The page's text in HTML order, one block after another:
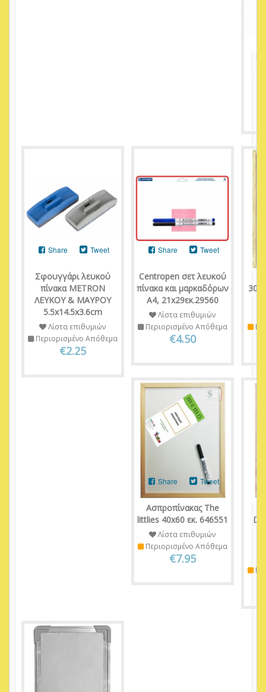
Σφουγγάρι λευκού
πίνακα METRON
ΛΕΥΚΟΥ & ΜΑΥΡΟΥ
5.5x14.5x3.6cm
Share Tweet
Λίστα επιθυμιών
Περιορισμένο Απόθεμα
€2.25
Centropen σετ λευκού
πίνακα και μαρκαδόρων
Α4, 21x29εκ.29560
Share Tweet
Λίστα επιθυμιών
Περιορισμένο Απόθεμα
€4.50
Ασπροπίνακας The
littlies 40x60 εκ. 646551
Share Tweet
Λίστα επιθυμιών
Περιορισμένο Απόθεμα
€7.95